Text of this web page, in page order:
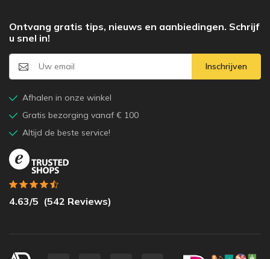
Ontvang gratis tips, nieuws en aanbiedingen. Schrijf
u snel in!
Inschrijven
Afhalen in onze winkel
Gratis bezorging vanaf € 100
Altijd de beste service!
4.63/5 (542 Reviews)